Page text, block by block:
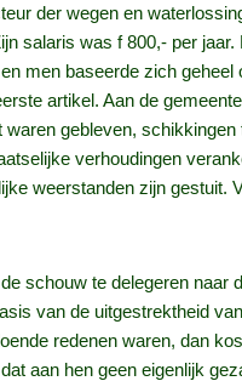
der wegen en
salaris was f 800,- per
men baseerde zich
artikel. Aan de
gebleven,
verhoudingen
weerstanden zijn
schouw te delegeren
van de uitgestrektheid
redenen waren, dan
aan hen geen eigenlijk